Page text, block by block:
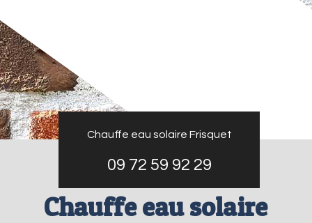
Chauffe eau solaire Frisquet
09 72 59 92 29
Chauffe eau solaire